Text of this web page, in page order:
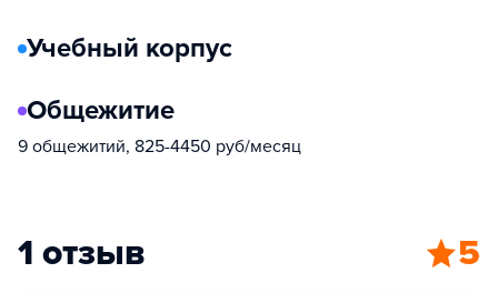
Учебный корпус
Общежитие
9 общежитий, 825-4450 руб/месяц
1 отзыв 5